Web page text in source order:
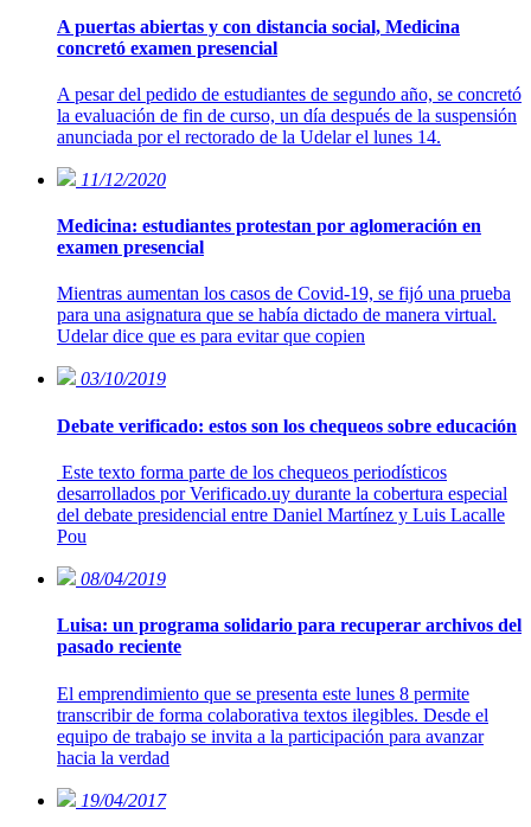
A puertas abiertas y con distancia social, Medicina
concretó examen presencial
A pesar del pedido de estudiantes de segundo año, se concretó
la evaluación de fin de curso, un día después de la suspensión
anunciada por el rectorado de la Udelar el lunes 14.
11/12/2020
Medicina: estudiantes protestan por aglomeración en
examen presencial
Mientras aumentan los casos de Covid-19, se fijó una prueba
para una asignatura que se había dictado de manera virtual.
Udelar dice que es para evitar que copien
03/10/2019
Debate verificado: estos son los chequeos sobre educación
Este texto forma parte de los chequeos periodísticos
desarrollados por Verificado.uy durante la cobertura especial
del debate presidencial entre Daniel Martínez y Luis Lacalle
Pou
08/04/2019
Luisa: un programa solidario para recuperar archivos del
pasado reciente
El emprendimiento que se presenta este lunes 8 permite
transcribir de forma colaborativa textos ilegibles. Desde el
equipo de trabajo se invita a la participación para avanzar
hacia la verdad
19/04/2017